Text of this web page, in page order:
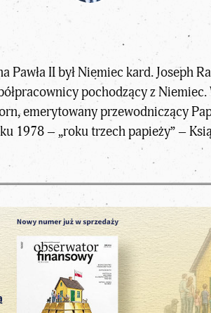
II był Niemiec kard. Joseph
pochodzący z Niemiec.
emerytowany przewodniczący
1978 – „roku trzech papieży” –